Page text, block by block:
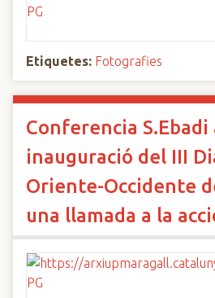
Etiquetes: Fotografies
Conferencia S.Ebadi
inauguració del III
Oriente-Occidente
una llamada a la